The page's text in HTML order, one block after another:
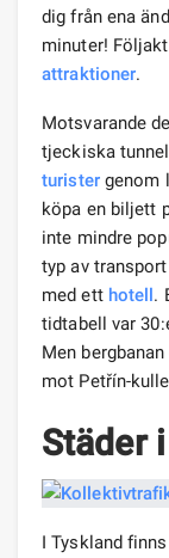
dig från ena
minuter!
attraktioner.
Motsvarande
tjeckiska
turistergenom
köpa en biljett
inte mindre
typ av
med ett hotell.
tidtabell var
Men
mot Petřín-
Städer i
I Tyskland